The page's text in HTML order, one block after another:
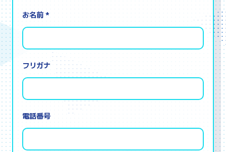
お名前 *
フリガナ
電話番号